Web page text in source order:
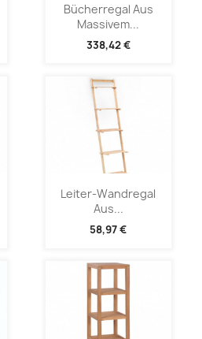
Bücherregal Aus
Massivem...
338,42 €
Leiter-Wandregal
Aus...
58,97 €